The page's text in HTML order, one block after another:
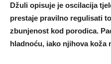
Džuli opisuje je oscilacija
prestaje pravilno regulisati
zbunjenost kod porodica.
hladnoću, iako njihova koža